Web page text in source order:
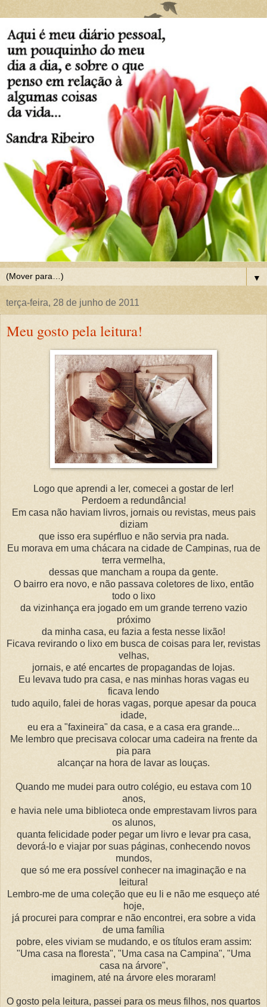
▼
terça-feira, 28 de junho de 2011
Meu gosto pela leitura!
Logo que aprendi a ler, comecei a gostar de ler!
Perdoem a redundância!
Em casa não haviam livros, jornais ou revistas, meus pais
diziam
que isso era supérfluo e não servia pra nada.
Eu morava em uma chácara na cidade de Campinas, rua de
terra vermelha,
dessas que mancham a roupa da gente.
O bairro era novo, e não passava coletores de lixo, então
todo o lixo
da vizinhança era jogado em um grande terreno vazio
próximo
da minha casa, eu fazia a festa nesse lixão!
Ficava revirando o lixo em busca de coisas para ler, revistas
velhas,
jornais, e até encartes de propagandas de lojas.
Eu levava tudo pra casa, e nas minhas horas vagas eu
ficava lendo
tudo aquilo, falei de horas vagas, porque apesar da pouca
idade,
eu era a "faxineira" da casa, e a casa era grande...
Me lembro que precisava colocar uma cadeira na frente da
pia para
alcançar na hora de lavar as louças.
Quando me mudei para outro colégio, eu estava com 10
anos,
e havia nele uma biblioteca onde emprestavam livros para
os alunos,
quanta felicidade poder pegar um livro e levar pra casa,
devorá-lo e viajar por suas páginas, conhecendo novos
mundos,
que só me era possível conhecer na imaginação e na
leitura!
Lembro-me de uma coleção que eu li e não me esqueço até
hoje,
já procurei para comprar e não encontrei, era sobre a vida
de uma família
pobre, eles viviam se mudando, e os títulos eram assim:
"Uma casa na floresta", "Uma casa na Campina", "Uma
casa na árvore",
imaginem, até na árvore eles moraram!
O gosto pela leitura, passei para os meus filhos, nos quartos